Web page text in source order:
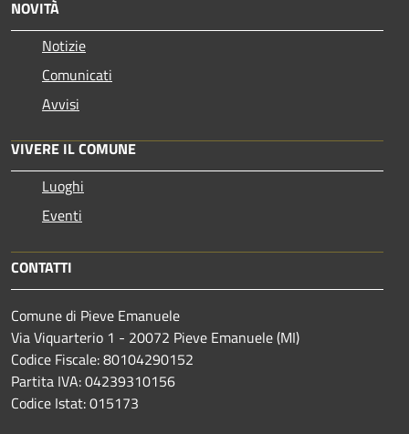
NOVITÀ
Notizie
Comunicati
Avvisi
VIVERE IL COMUNE
Luoghi
Eventi
CONTATTI
Comune di Pieve Emanuele
Via Viquarterio 1 - 20072 Pieve Emanuele (MI)
Codice Fiscale: 80104290152
Partita IVA: 04239310156
Codice Istat: 015173